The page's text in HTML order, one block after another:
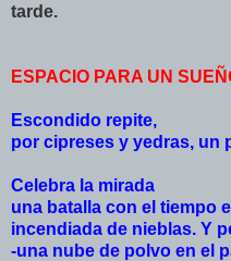
tarde.
ESPACIO PARA UN
Escondido repite,
por cipreses y yedras, un
Celebra la mirada
una batalla con el tiempo
incendiada de nieblas. Y
-una nube de polvo en el